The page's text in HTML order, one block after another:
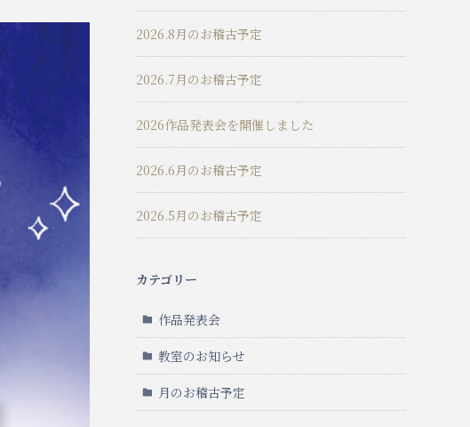
2026.8月のお稽古予定
2026.7月のお稽古予定
2026作品発表会を開催しました
2026.6月のお稽古予定
2026.5月のお稽古予定
カテゴリー
作品発表会
教室のお知らせ
月のお稽古予定